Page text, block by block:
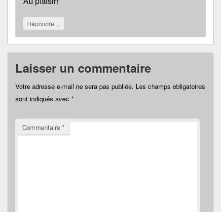
Répondre ↓
Laisser un commentaire
Votre adresse e-mail ne sera pas publiée. Les champs obligatoires
sont indiqués avec *
Commentaire *